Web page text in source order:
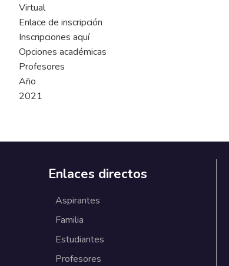
Virtual
Enlace de inscripción
Inscripciones aquí
Opciones académicas
Profesores
Año
2021
Enlaces directos
Aspirantes
Familia
Estudiantes
Profesores